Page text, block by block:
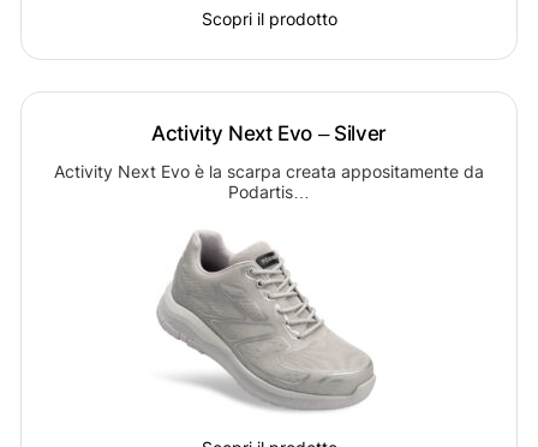
Scopri il prodotto
Activity Next Evo – Silver
Activity Next Evo è la scarpa creata appositamente da
Podartis…